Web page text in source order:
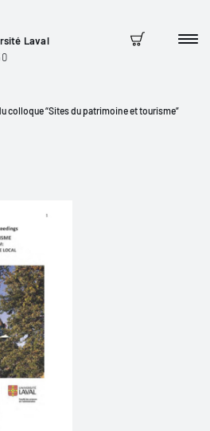
Laval
Panier
colloque “Sites du patrimoine et tourisme”
Copier le lien